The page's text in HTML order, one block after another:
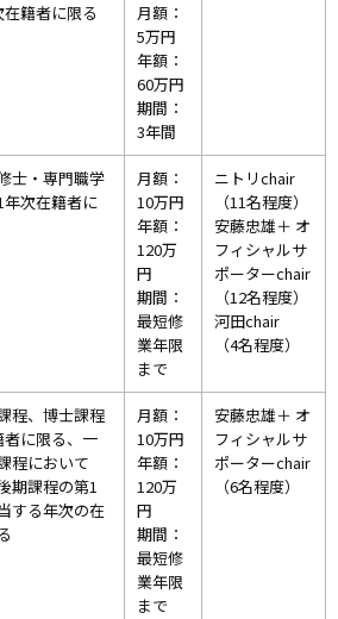
籍者に限る
月額：
5万円
年額：
60万円
期間：
3年間
士・専門職学
次在籍者に
月額：
10万円
年額：
120万
円
期間：
最短修
業年限
まで
ニトリchair
（11名程度）
安藤忠雄＋ オ
フィシャルサ
ポーターchair
（12名程度）
河田chair
（4名程度）
程、博士課程
に限る、一
程において
期課程の第1
する年次の在
月額：
10万円
年額：
120万
円
期間：
最短修
業年限
まで
安藤忠雄＋ オ
フィシャルサ
ポーターchair
（6名程度）